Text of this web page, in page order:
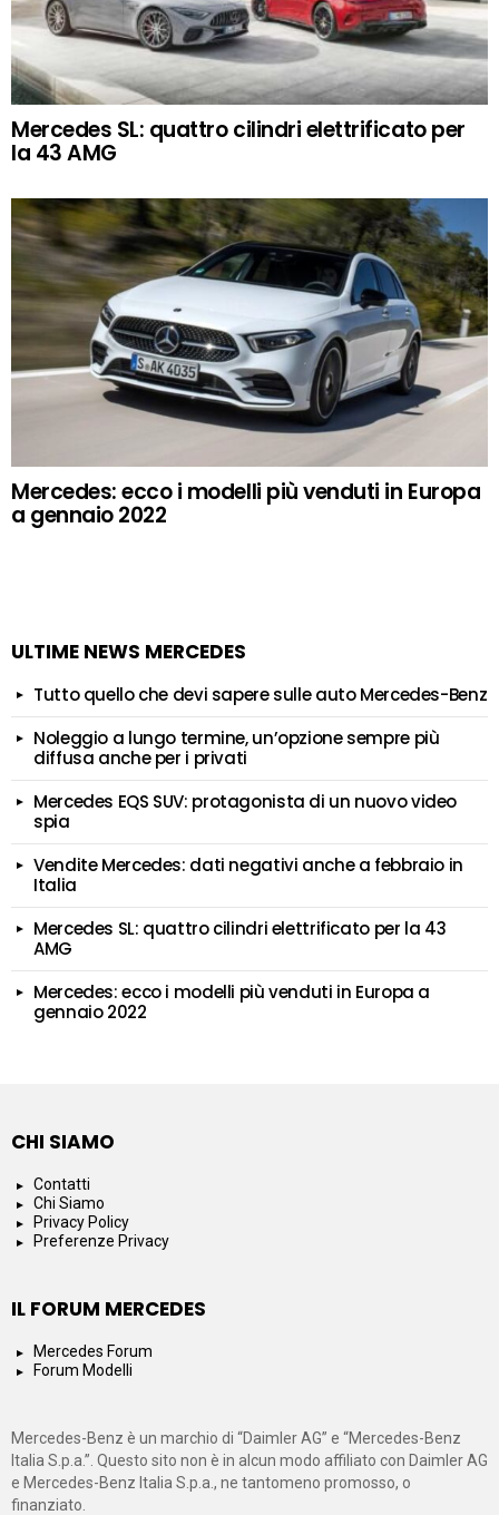
Mercedes SL: quattro cilindri elettrificato per
la 43 AMG
Mercedes: ecco i modelli più venduti in Europa
a gennaio 2022
ULTIME NEWS MERCEDES
Tutto quello che devi sapere sulle auto Mercedes-Benz
Noleggio a lungo termine, un’opzione sempre più
diffusa anche per i privati
Mercedes EQS SUV: protagonista di un nuovo video
spia
Vendite Mercedes: dati negativi anche a febbraio in
Italia
Mercedes SL: quattro cilindri elettrificato per la 43
AMG
Mercedes: ecco i modelli più venduti in Europa a
gennaio 2022
CHI SIAMO
Contatti
Chi Siamo
Privacy Policy
Preferenze Privacy
IL FORUM MERCEDES
Mercedes Forum
Forum Modelli
Mercedes-Benz è un marchio di “Daimler AG” e “Mercedes-Benz
Italia S.p.a.”. Questo sito non è in alcun modo affiliato con Daimler AG
e Mercedes-Benz Italia S.p.a., ne tantomeno promosso, o
finanziato.